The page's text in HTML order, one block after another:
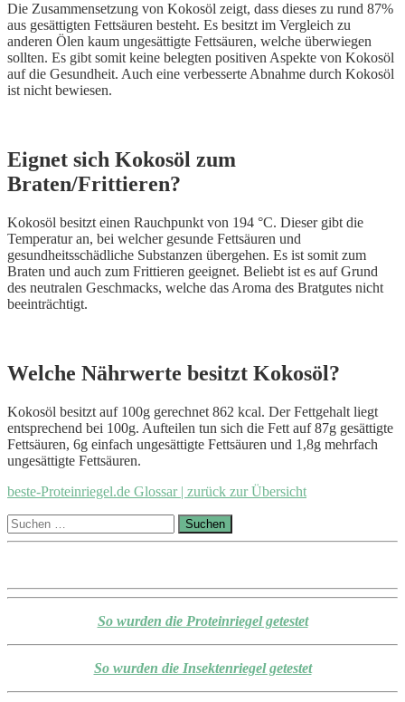
Die Zusammensetzung von Kokosöl zeigt, dass dieses zu rund 87%
aus gesättigten Fettsäuren besteht. Es besitzt im Vergleich zu
anderen Ölen kaum ungesättigte Fettsäuren, welche überwiegen
sollten. Es gibt somit keine belegten positiven Aspekte von Kokosöl
auf die Gesundheit. Auch eine verbesserte Abnahme durch Kokosöl
ist nicht bewiesen.
Eignet sich Kokosöl zum
Braten/Frittieren?
Kokosöl besitzt einen Rauchpunkt von 194 °C. Dieser gibt die
Temperatur an, bei welcher gesunde Fettsäuren und
gesundheitsschädliche Substanzen übergehen. Es ist somit zum
Braten und auch zum Frittieren geeignet. Beliebt ist es auf Grund
des neutralen Geschmacks, welche das Aroma des Bratgutes nicht
beeinträchtigt.
Welche Nährwerte besitzt Kokosöl?
Kokosöl besitzt auf 100g gerechnet 862 kcal. Der Fettgehalt liegt
entsprechend bei 100g. Aufteilen tun sich die Fett auf 87g gesättigte
Fettsäuren, 6g einfach ungesättigte Fettsäuren und 1,8g mehrfach
ungesättigte Fettsäuren.
beste-Proteinriegel.de Glossar | zurück zur Übersicht
Suchen
nach:
So wurden die Proteinriegel getestet
So wurden die Insektenriegel getestet